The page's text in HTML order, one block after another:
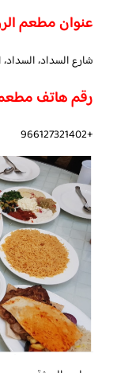
عنوان مطعم
شارع السداد،
رقم هاتف
+966127321402